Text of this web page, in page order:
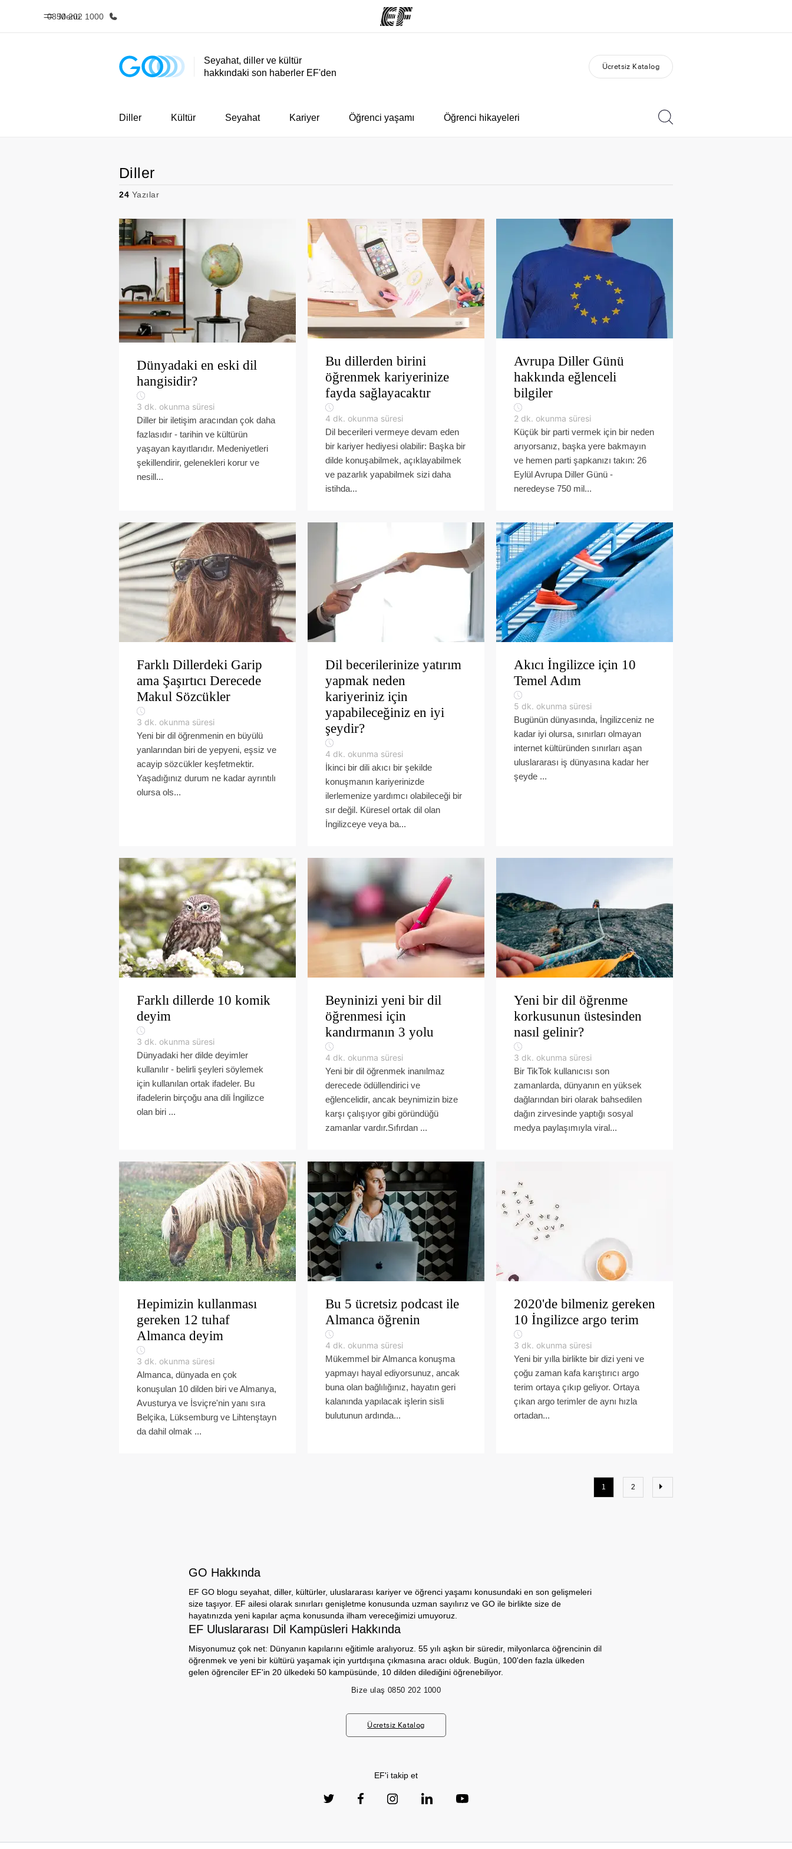
Menü
0850 202 1000
Ana Sayfa Programlarımız Kariyer
Seyahat, diller ve kültür
hakkındaki son haberler EF'den
Ücretsiz Katalog
Diller Kültür Seyahat Kariyer Öğrenci yaşamı Öğrenci hikayeleri
Diller
24 Yazılar
Dünyadaki en eski dil
hangisidir?
3 dk. okunma süresi
Diller bir iletişim aracından çok daha
fazlasıdır - tarihin ve kültürün
yaşayan kayıtlarıdır. Medeniyetleri
şekillendirir, gelenekleri korur ve
nesill...
Bu dillerden birini
öğrenmek kariyerinize
fayda sağlayacaktır
4 dk. okunma süresi
Dil becerileri vermeye devam eden
bir kariyer hediyesi olabilir: Başka bir
dilde konuşabilmek, açıklayabilmek
ve pazarlık yapabilmek sizi daha
istihda...
Avrupa Diller Günü
hakkında eğlenceli
bilgiler
2 dk. okunma süresi
Küçük bir parti vermek için bir neden
arıyorsanız, başka yere bakmayın
ve hemen parti şapkanızı takın: 26
Eylül Avrupa Diller Günü -
neredeyse 750 mil...
Farklı Dillerdeki Garip
ama Şaşırtıcı Derecede
Makul Sözcükler
3 dk. okunma süresi
Yeni bir dil öğrenmenin en büyülü
yanlarından biri de yepyeni, eşsiz ve
acayip sözcükler keşfetmektir.
Yaşadığınız durum ne kadar ayrıntılı
olursa ols...
Dil becerilerinize yatırım
yapmak neden
kariyeriniz için
yapabileceğiniz en iyi
şeydir?
4 dk. okunma süresi
İkinci bir dili akıcı bir şekilde
konuşmanın kariyerinizde
ilerlemenize yardımcı olabileceği bir
sır değil. Küresel ortak dil olan
İngilizceye veya ba...
Akıcı İngilizce için 10
Temel Adım
5 dk. okunma süresi
Bugünün dünyasında, İngilizceniz ne
kadar iyi olursa, sınırları olmayan
internet kültüründen sınırları aşan
uluslararası iş dünyasına kadar her
şeyde ...
Farklı dillerde 10 komik
deyim
3 dk. okunma süresi
Dünyadaki her dilde deyimler
kullanılır - belirli şeyleri söylemek
için kullanılan ortak ifadeler. Bu
ifadelerin birçoğu ana dili İngilizce
olan biri ...
Beyninizi yeni bir dil
öğrenmesi için
kandırmanın 3 yolu
4 dk. okunma süresi
Yeni bir dil öğrenmek inanılmaz
derecede ödüllendirici ve
eğlencelidir, ancak beynimizin bize
karşı çalışıyor gibi göründüğü
zamanlar vardır.Sıfırdan ...
Yeni bir dil öğrenme
korkusunun üstesinden
nasıl gelinir?
3 dk. okunma süresi
Bir TikTok kullanıcısı son
zamanlarda, dünyanın en yüksek
dağlarından biri olarak bahsedilen
dağın zirvesinde yaptığı sosyal
medya paylaşımıyla viral...
Hepimizin kullanması
gereken 12 tuhaf
Almanca deyim
3 dk. okunma süresi
Almanca, dünyada en çok
konuşulan 10 dilden biri ve Almanya,
Avusturya ve İsviçre'nin yanı sıra
Belçika, Lüksemburg ve Lihtenştayn
da dahil olmak ...
Bu 5 ücretsiz podcast ile
Almanca öğrenin
4 dk. okunma süresi
Mükemmel bir Almanca konuşma
yapmayı hayal ediyorsunuz, ancak
buna olan bağlılığınız, hayatın geri
kalanında yapılacak işlerin sisli
bulutunun ardında...
2020'de bilmeniz gereken
10 İngilizce argo terim
3 dk. okunma süresi
Yeni bir yılla birlikte bir dizi yeni ve
çoğu zaman kafa karıştırıcı argo
terim ortaya çıkıp geliyor. Ortaya
çıkan argo terimler de aynı hızla
ortadan...
1 2
GO Hakkında
EF GO blogu seyahat, diller, kültürler, uluslararası kariyer ve öğrenci yaşamı konusundaki en son gelişmeleri
size taşıyor. EF ailesi olarak sınırları genişletme konusunda uzman sayılırız ve GO ile birlikte size de
hayatınızda yeni kapılar açma konusunda ilham vereceğimizi umuyoruz.
EF Uluslararası Dil Kampüsleri Hakkında
Misyonumuz çok net: Dünyanın kapılarını eğitimle aralıyoruz. 55 yılı aşkın bir süredir, milyonlarca öğrencinin dil
öğrenmek ve yeni bir kültürü yaşamak için yurtdışına çıkmasına aracı olduk. Bugün, 100'den fazla ülkeden
gelen öğrenciler EF'in 20 ülkedeki 50 kampüsünde, 10 dilden dilediğini öğrenebiliyor.
Bize ulaş 0850 202 1000
Ücretsiz Katalog
EF'i takip et